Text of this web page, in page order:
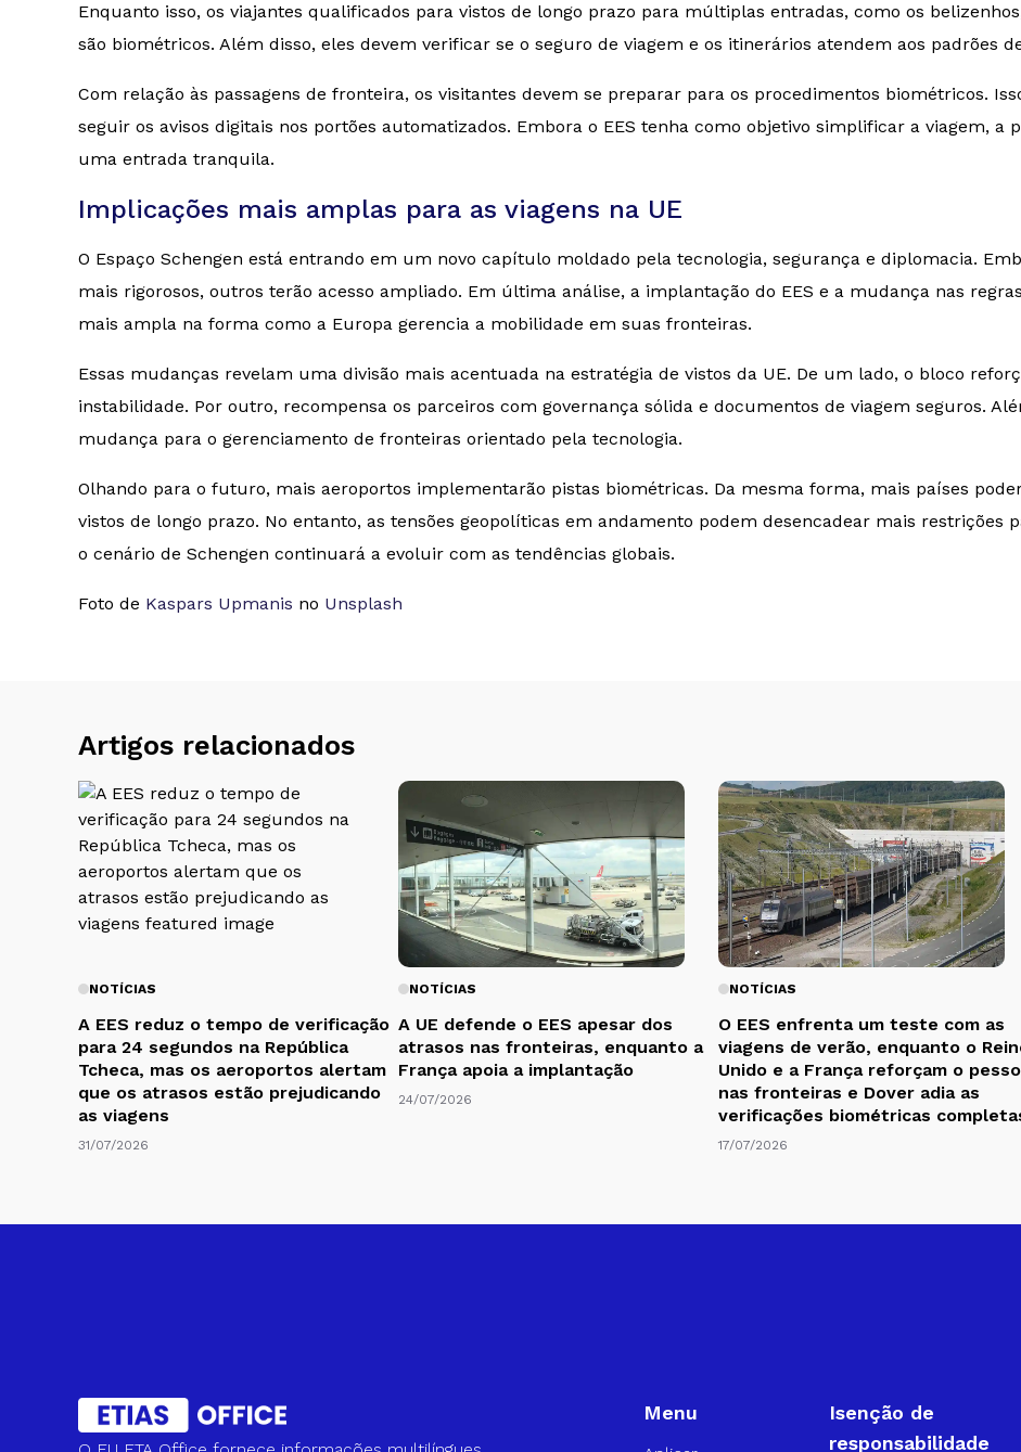
Enquanto isso, os viajantes qualificados para vistos de longo prazo para múltiplas entradas, como os
são biométricos. Além disso, eles devem verificar se o seguro de viagem e os itinerários atendem aos padrões
Com relação às passagens de fronteira, os visitantes devem se preparar para os procedimentos biométricos.
seguir os avisos digitais nos portões automatizados. Embora o EES tenha como objetivo simplificar a viagem, a
uma entrada tranquila.
Implicações mais amplas para as viagens na UE
O Espaço Schengen está entrando em um novo capítulo moldado pela tecnologia, segurança e diplomacia.
mais rigorosos, outros terão acesso ampliado. Em última análise, a implantação do EES e a mudança nas
mais ampla na forma como a Europa gerencia a mobilidade em suas fronteiras.
Essas mudanças revelam uma divisão mais acentuada na estratégia de vistos da UE. De um lado, o bloco
instabilidade. Por outro, recompensa os parceiros com governança sólida e documentos de viagem seguros.
mudança para o gerenciamento de fronteiras orientado pela tecnologia.
Olhando para o futuro, mais aeroportos implementarão pistas biométricas. Da mesma forma, mais países
vistos de longo prazo. No entanto, as tensões geopolíticas em andamento podem desencadear mais restrições
o cenário de Schengen continuará a evoluir com as tendências globais.
Foto de Kaspars Upmanis no Unsplash
Artigos relacionados
NOTÍCIAS
A EES reduz o tempo de verificação
para 24 segundos na República
Tcheca, mas os aeroportos alertam
que os atrasos estão prejudicando
as viagens
31/07/2026
NOTÍCIAS
A UE defende o EES apesar dos
atrasos nas fronteiras, enquanto a
França apoia a implantação
24/07/2026
NOTÍCIAS
O EES enfrenta um teste com as
viagens de verão, enquanto o
Unido e a França reforçam o
nas fronteiras e Dover adia as
verificações biométricas
17/07/2026
Menu
Isenção de
responsabilidade